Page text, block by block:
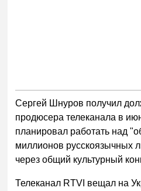
Сергей Шнуров получил
продюсера телеканала в
планировал работать над
миллионов русскоязычных
через общий культурный
Телеканал RTVI вещал на